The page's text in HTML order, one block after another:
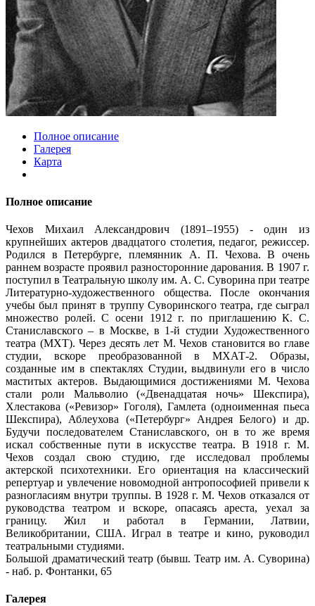
Полное описание
Галерея
Карта
Полное описание
Чехов Михаил Александрович (1891–1955) - один из
крупнейших актеров двадцатого столетия, педагог, режиссер.
Родился в Петербурге, племянник А. П. Чехова. В очень
раннем возрасте проявил разносторонние дарования. В 1907 г.
поступил в Театральную школу им. А. С. Суворина при театре
Литературно-художественного общества. После окончания
учебы был принят в труппу Суворинского театра, где сыграл
множество ролей. С осени 1912 г. по приглашению К. С.
Станиславского – в Москве, в 1-й студии Художественного
театра (МХТ). Через десять лет М. Чехов становится во главе
студии, вскоре преобразованной в МХАТ-2. Образы,
созданные им в спектаклях Студии, выдвинули его в число
маститых актеров. Выдающимися достижениями М. Чехова
стали роли Мальволио («Двенадцатая ночь» Шекспира),
Хлестакова («Ревизор» Гоголя), Гамлета (одноименная пьеса
Шекспира), Аблеухова («Петербург» Андрея Белого) и др.
Будучи последователем Станиславского, он в то же время
искал собственные пути в искусстве театра. В 1918 г. М.
Чехов создал свою студию, где исследовал проблемы
актерской психотехники. Его ориентация на классический
репертуар и увлечение новомодной антропософией привели к
разногласиям внутри труппы. В 1928 г. М. Чехов отказался от
руководства театром и вскоре, опасаясь ареста, уехал за
границу. Жил и работал в Германии, Латвии,
Великобритании, США. Играл в театре и кино, руководил
театральными студиями.
Большой драматический театр (бывш. Театр им. А. Суворина)
- наб. р. Фонтанки, 65
Галерея